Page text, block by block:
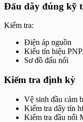
Đấu dây đúng kỹ
Kiểm tra:
Điện áp nguồn
Kiểu tín hiệu
Sơ đồ đấu nối
Kiểm tra định kỳ
Vệ sinh đầu cảm
Kiểm tra dây tín
Kiểm tra đầu nối